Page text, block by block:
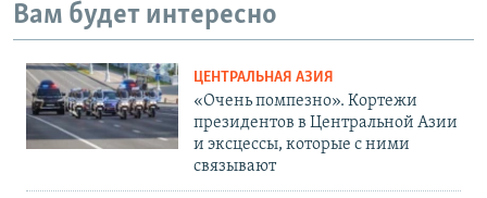
Вам будет интересно
ЦЕНТРАЛЬНАЯ АЗИЯ
«Очень помпезно». Кортежи
президентов в Центральной Азии
и эксцессы, которые с ними
связывают